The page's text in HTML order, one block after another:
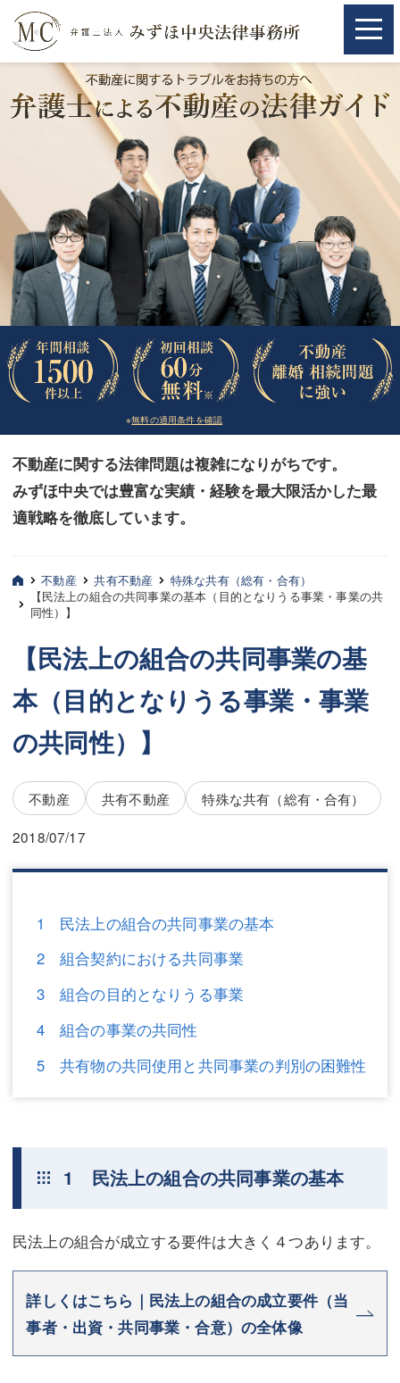
取扱分野
相続・遺言
離婚（夫婦間トラブル）
企業法務
労働問題（解雇，残業等）
刑事弁護
交通事故
法律相談など（その他）
お客様へ
みずほ中央の特長・形式編
弁護士紹介
三平 聡史
酒井 博之
坂本 陽一
三平 隆史
吉元 優仁
弁護士費用
不動産
相続・遺言
離婚（夫婦間トラブル）
企業法務
交通事故
商業登記
調査・書面作成
※無料の適用条件を確認
不動産に関する法律問題は複雑になりがちです。
みずほ中央では豊富な実績・経験を最大限活かした最
適戦略を徹底しています。
取扱分野
相続・遺言
離婚（夫婦間トラブル）
企業法務
労働問題（解雇，残業等）
刑事弁護
交通事故
法律相談など（その他）
お客様へ
みずほ中央の特長・形式編
弁護士紹介
三平 聡史
酒井 博之
坂本 陽一
三平 隆史
吉元 優仁
不動産
相続・遺言
離婚（夫婦間トラブル）
企業法務
労働問題（解雇，残業等）
不動産登記
調査・書面作成
債務整理
不動産 共有不動産
特殊な共有（総有・合有）
【民法上の組合の共同事業の基本（目的となりうる事業・事業の共
同性）】
【民法上の組合の共同事業の基
本（目的となりうる事業・事業
の共同性）】
不動産 共有不動産
特殊な共有（総有・合有）
2018/07/17
1 民法上の組合の共同事業の基本
2 組合契約における共同事業
3 組合の目的となりうる事業
4 組合の事業の共同性
5 共有物の共同使用と共同事業の判別の困難性
1 民法上の組合の共同事業の基本
民法上の組合が成立する要件は大きく４つあります。
詳しくはこちら｜民法上の組合の成立要件（当
事者・出資・共同事業・合意）の全体像